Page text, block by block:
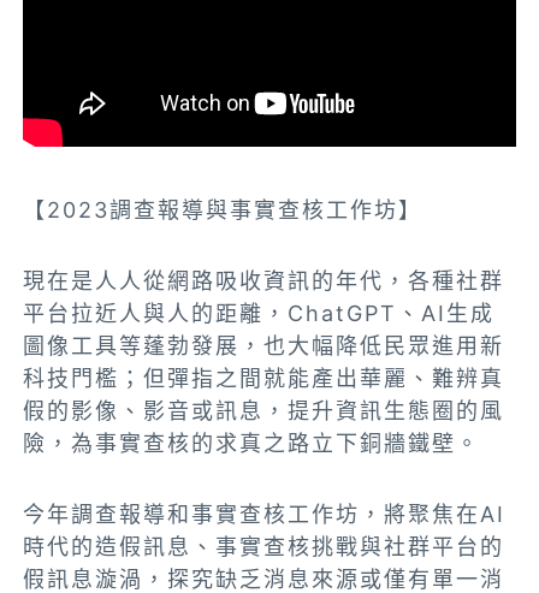
【2023調查報導與事實查核工作坊】
現在是人人從網路吸收資訊的年代，各種社群
平台拉近人與人的距離，ChatGPT、AI生成
圖像工具等蓬勃發展，也大幅降低民眾進用新
科技門檻；但彈指之間就能產出華麗、難辨真
假的影像、影音或訊息，提升資訊生態圈的風
險，為事實查核的求真之路立下銅牆鐵壁。
今年調查報導和事實查核工作坊，將聚焦在AI
時代的造假訊息、事實查核挑戰與社群平台的
假訊息漩渦，探究缺乏消息來源或僅有單一消